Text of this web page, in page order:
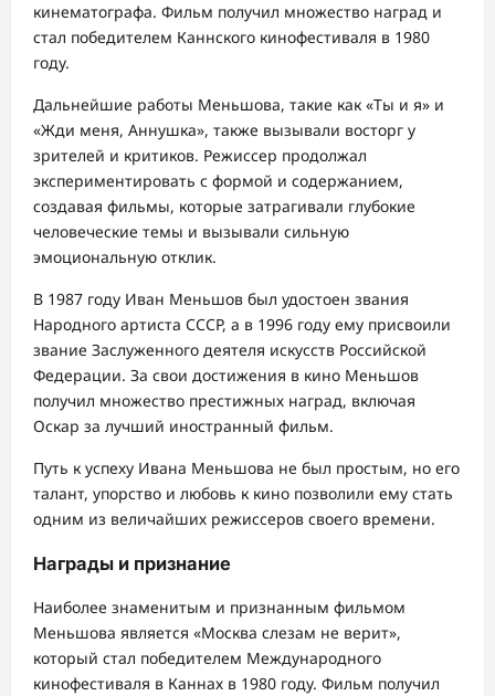
кинематографа. Фильм получил множество наград и
стал победителем Каннского кинофестиваля в 1980
году.
Дальнейшие работы Меньшова, такие как «Ты и я» и
«Жди меня, Аннушка», также вызывали восторг у
зрителей и критиков. Режиссер продолжал
экспериментировать с формой и содержанием,
создавая фильмы, которые затрагивали глубокие
человеческие темы и вызывали сильную
эмоциональную отклик.
В 1987 году Иван Меньшов был удостоен звания
Народного артиста СССР, а в 1996 году ему присвоили
звание Заслуженного деятеля искусств Российской
Федерации. За свои достижения в кино Меньшов
получил множество престижных наград, включая
Оскар за лучший иностранный фильм.
Путь к успеху Ивана Меньшова не был простым, но его
талант, упорство и любовь к кино позволили ему стать
одним из величайших режиссеров своего времени.
Награды и признание
Наиболее знаменитым и признанным фильмом
Меньшова является «Москва слезам не верит»,
который стал победителем Международного
кинофестиваля в Каннах в 1980 году. Фильм получил